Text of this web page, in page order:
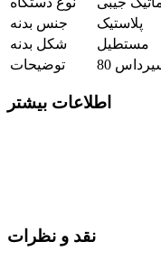
جنس بدنه
پلاستیک
شکل بدنه
مستطیل
توضیحات
80
اطلاعات بیشتر
نقد و نظرات